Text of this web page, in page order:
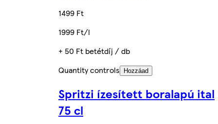
1499 Ft
1999 Ft/l
+ 50 Ft betétdíj / db
Quantity controls
Hozzáad
Spritzi ízesített boralapú ital
75 cl